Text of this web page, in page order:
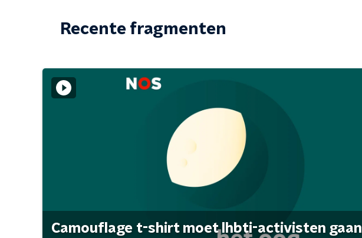
Recente fragmenten
Camouflage t-shirt moet lhbti-activisten gaan